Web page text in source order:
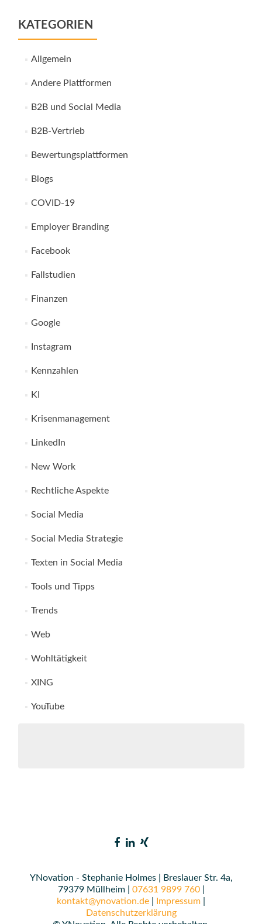
KATEGORIEN
Allgemein
Andere Plattformen
B2B und Social Media
B2B-Vertrieb
Bewertungsplattformen
Blogs
COVID-19
Employer Branding
Facebook
Fallstudien
Finanzen
Google
Instagram
Kennzahlen
KI
Krisenmanagement
LinkedIn
New Work
Rechtliche Aspekte
Social Media
Social Media Strategie
Texten in Social Media
Tools und Tipps
Trends
Web
Wohltätigkeit
XING
YouTube
YNovation - Stephanie Holmes | Breslauer Str. 4a,
79379 Müllheim | 07631 9899 760|
kontakt@ynovation.de
Impressum
Datenschutzerklärung